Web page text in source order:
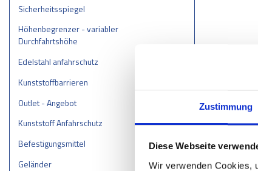
Zustimmung
Diese Webseite
Wir verwenden Cookies,
Sicherheitsspiegel
Höhenbegrenzer - variabler
Durchfahrtshöhe
Edelstahl anfahrschutz
Kunststoffbarrieren
Outlet - Angebot
Kunststoff Anfahrschutz
Befestigungsmittel
Geländer